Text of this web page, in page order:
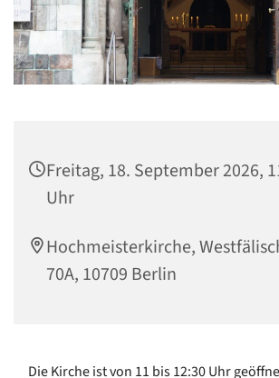
Freitag, 18. September 2026,
Uhr
Hochmeisterkirche,
70A, 10709 Berlin
Die Kirche ist von 11 bis 12:30 Uhr